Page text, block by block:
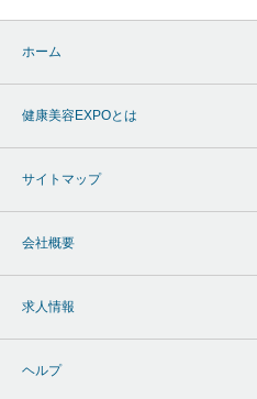
ホーム
健康美容EXPOとは
サイトマップ
会社概要
求人情報
ヘルプ